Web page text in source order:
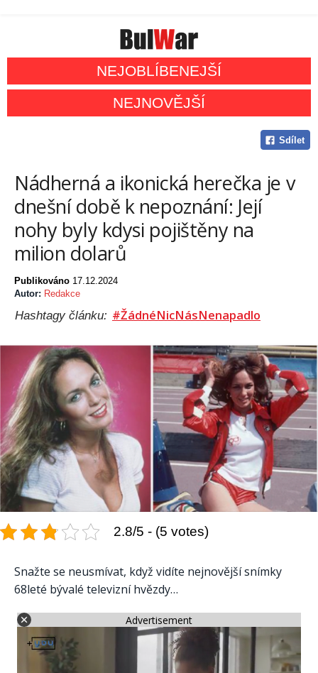
NEJOBLÍBENEJŠÍ
NEJNOVĚJŠÍ
Sdílet
Nádherná a ikonická herečka je v
dnešní době k nepoznání: Její
nohy byly kdysi pojištěny na
milion dolarů
Publikováno 17.12.2024
Autor: Redakce
Hashtagy článku: #ŽádnéNicNásNenapadlo
2.8/5 - (5 votes)
Snažte se neusmívat, když vidíte nejnovější snímky
68leté bývalé televizní hvězdy…
Advertisement